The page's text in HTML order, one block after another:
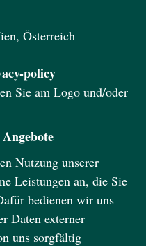
Österreich
policy
Sie am Logo und/oder
Nutzung unserer
Leistungen an, die Sie
bedienen wir uns
Daten externer
uns sorgfältig